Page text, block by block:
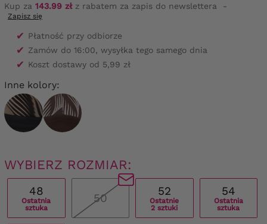
Kup za 143.99 złz rabatem za zapis do newslettera -
Zapisz się
✔ Płatność przy odbiorze
✔ Zamów do 16:00, wysyłka tego samego dnia
✔ Koszt dostawy od 5,99 zł
Inne kolory:
WYBIERZ ROZMIAR:
48
Ostatnia
sztuka
50
52
Ostatnie
2 sztuki
54
Ostatnia
sztuka